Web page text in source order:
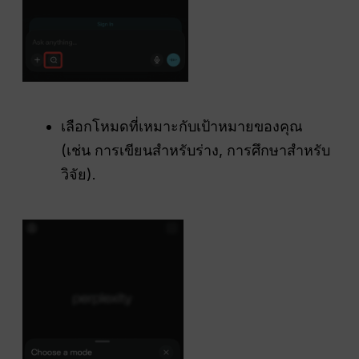
เลือกโหมดที่เหมาะกับเป้าหมายของคุณ
(เช่น การเขียนสำหรับร่าง, การศึกษาสำหรับ
วิจัย).